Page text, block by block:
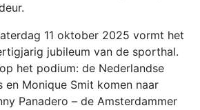
11 oktober 2025 vormt het
jubileum van de sporthal.
het podium: de Nederlandse
en Monique Smit komen naar
Panadero – de Amsterdammer